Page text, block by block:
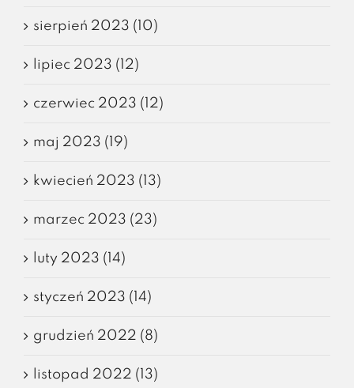
sierpień 2023 (10)
lipiec 2023 (12)
czerwiec 2023 (12)
maj 2023 (19)
kwiecień 2023 (13)
marzec 2023 (23)
luty 2023 (14)
styczeń 2023 (14)
grudzień 2022 (8)
listopad 2022 (13)